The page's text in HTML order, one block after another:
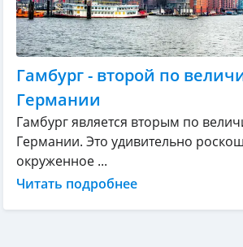
Гамбург - второй по
Германии
Гамбург является вторым по
Германии. Это удивительно
окруженное ...
Читать подробнее